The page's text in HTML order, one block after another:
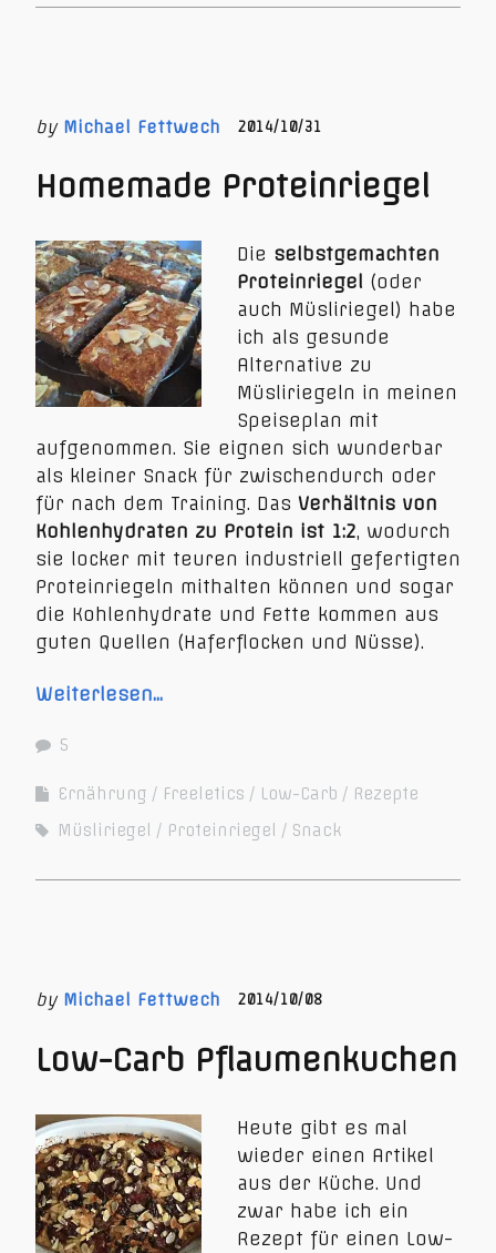
by Michael Fettwech 2014/10/31
Homemade Proteinriegel
Die selbstgemachten
Proteinriegel (oder
auch Müsliriegel) habe
ich als gesunde
Alternative zu
Müsliriegeln in meinen
Speiseplan mit
aufgenommen. Sie eignen sich wunderbar
als kleiner Snack für zwischendurch oder
für nach dem Training. Das Verhältnis von
Kohlenhydraten zu Protein ist 1:2, wodurch
sie locker mit teuren industriell gefertigten
Proteinriegeln mithalten können und sogar
die Kohlenhydrate und Fette kommen aus
guten Quellen (Haferflocken und Nüsse).
Weiterlesen…
5
Ernährung Freeletics Low-Carb
Rezepte
Müsliriegel
Proteinriegel Snack
by Michael Fettwech 2014/10/08
Low-Carb Pflaumenkuchen
Heute gibt es mal
wieder einen Artikel
aus der Küche. Und
zwar habe ich ein
Rezept für einen Low-